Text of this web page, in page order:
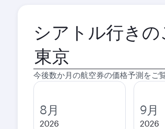
シアトル行き
出
発
都
市
今後数か月の航空券の価格予測をご
8月
2026
9月
2026